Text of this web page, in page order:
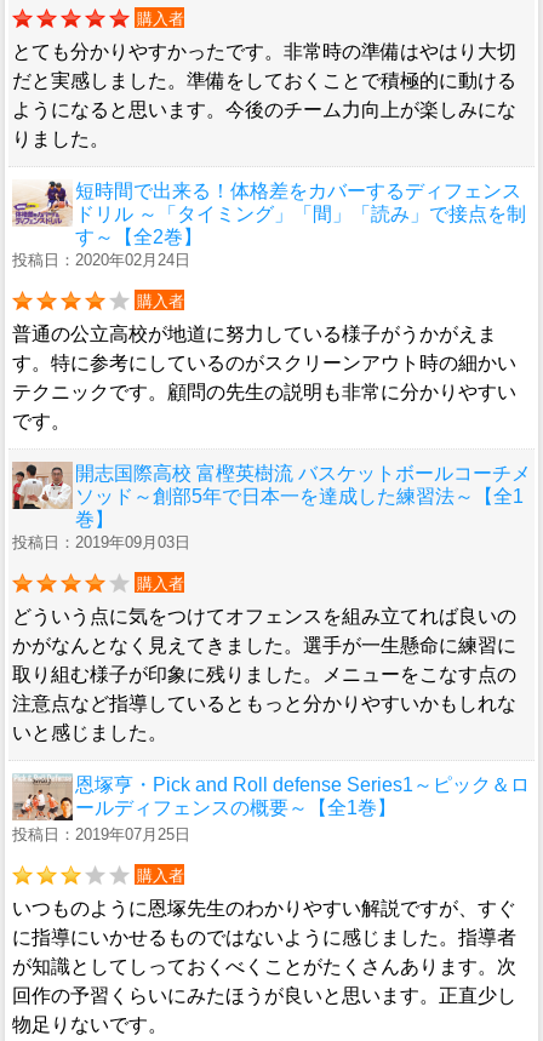
購入者
とても分かりやすかったです。非常時の準備はやはり大切
だと実感しました。準備をしておくことで積極的に動ける
ようになると思います。今後のチーム力向上が楽しみにな
りました。
短時間で出来る！体格差をカバーするディフェンス
ドリル ～「タイミング」「間」「読み」で接点を制
す～【全2巻】
投稿日：2020年02月24日
購入者
普通の公立高校が地道に努力している様子がうかがえま
す。特に参考にしているのがスクリーンアウト時の細かい
テクニックです。顧問の先生の説明も非常に分かりやすい
です。
開志国際高校 富樫英樹流 バスケットボールコーチメ
ソッド～創部5年で日本一を達成した練習法～【全1
巻】
投稿日：2019年09月03日
購入者
どういう点に気をつけてオフェンスを組み立てれば良いの
かがなんとなく見えてきました。選手が一生懸命に練習に
取り組む様子が印象に残りました。メニューをこなす点の
注意点など指導しているともっと分かりやすいかもしれな
いと感じました。
恩塚亨・Pick and Roll defense Series1～ピック＆ロ
ールディフェンスの概要～【全1巻】
投稿日：2019年07月25日
購入者
いつものように恩塚先生のわかりやすい解説ですが、すぐ
に指導にいかせるものではないように感じました。指導者
が知識としてしっておくべくことがたくさんあります。次
回作の予習くらいにみたほうが良いと思います。正直少し
物足りないです。